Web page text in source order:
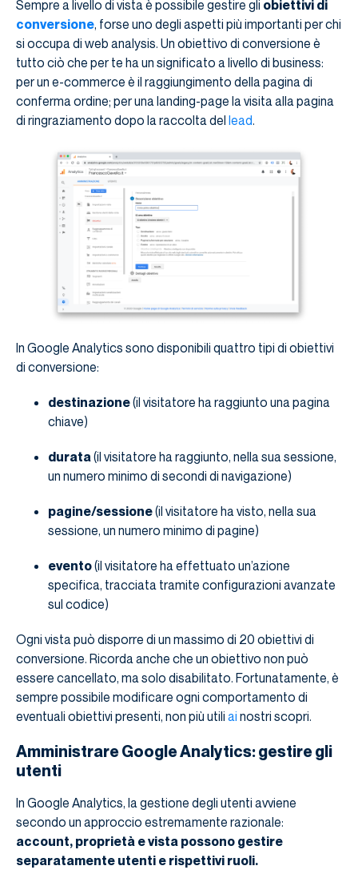
Sempre a livello di vista è possibile gestire gli obiettivi di
conversione, forse uno degli aspetti più importanti per chi
si occupa di web analysis. Un obiettivo di conversione è
tutto ciò che per te ha un significato a livello di business:
per un e-commerce è il raggiungimento della pagina di
conferma ordine; per una landing-page la visita alla pagina
di ringraziamento dopo la raccolta del lead.
In Google Analytics sono disponibili quattro tipi di obiettivi
di conversione:
destinazione(il visitatore ha raggiunto una pagina
chiave)
durata (il visitatore ha raggiunto, nella sua sessione,
un numero minimo di secondi di navigazione)
pagine/sessione(il visitatore ha visto, nella sua
sessione, un numero minimo di pagine)
evento(il visitatore ha effettuato un’azione
specifica, tracciata tramite configurazioni avanzate
sul codice)
Ogni vista può disporre di un massimo di 20 obiettivi di
conversione. Ricorda anche che un obiettivo non può
essere cancellato, ma solo disabilitato. Fortunatamente, è
sempre possibile modificare ogni comportamento di
eventuali obiettivi presenti, non più utili ai nostri scopri.
Amministrare Google Analytics: gestire gli
utenti
In Google Analytics, la gestione degli utenti avviene
secondo un approccio estremamente razionale:
account, proprietà e vista possono gestire
separatamente utenti e rispettivi ruoli.